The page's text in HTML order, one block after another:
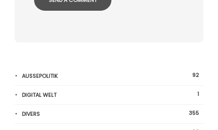
AUSSEPOLITIK 92
DIGITAL WELT 1
DIVERS 355